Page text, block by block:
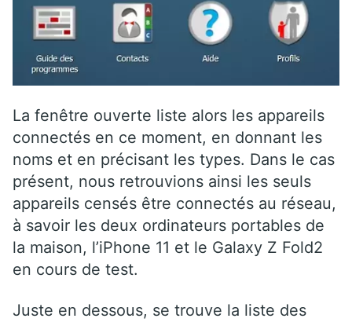
La fenêtre ouverte liste alors les appareils
connectés en ce moment, en donnant les
noms et en précisant les types. Dans le cas
présent, nous retrouvions ainsi les seuls
appareils censés être connectés au réseau,
à savoir les deux ordinateurs portables de
la maison, l’iPhone 11 et le Galaxy Z Fold2
en cours de test.
Juste en dessous, se trouve la liste des